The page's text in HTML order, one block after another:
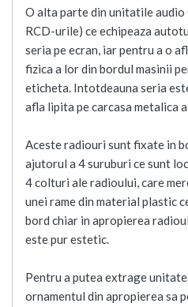
O alta parte din unitatile audio
RCD-urile) ce echipeaza
seria pe ecran, iar pentru a o
fizica a lor din bordul masinii
eticheta. Intotdeauna seria
afla lipita pe carcasa metalica
Aceste radiouri sunt fixate in
ajutorul a 4 suruburi ce sunt
4 colturi ale radioului, care
unei rame din material plastic
bord chiar in apropierea
este pur estetic.
Pentru a putea extrage
ornamentul din apropierea sa